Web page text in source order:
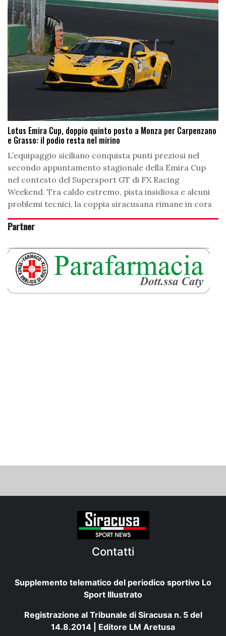
Lotus Emira Cup, doppio quinto posto a Monza per Carpenzano
e Grasso: il podio resta nel mirino
L’equipaggio siciliano conquista punti preziosi nel
secondo appuntamento stagionale della Emira Cup
nel contesto del Supersport GT di FX Racing
Weekend. Tra caldo estremo, pista insidiosa e alcuni
problemi tecnici, la coppia siracusana rimane in cors
Partner
Contatti
Supplemento telematico del periodico sportivo Lo
Sport Illustrato
Registrazione al Tribunale di Siracusa n. 5 del
14.8.2014 | Editore LM Aretusa